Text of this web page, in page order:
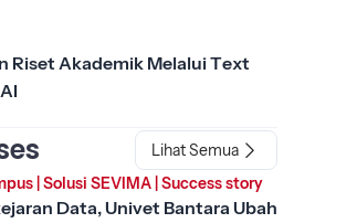
Riset Akademik Melalui Text
Lihat Semua
| Solusi SEVIMA| Success story
Data, Univet Bantara Ubah